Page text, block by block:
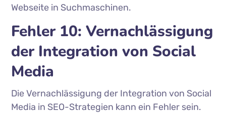
Webseite in Suchmaschinen.
Fehler 10: Vernachlässigung
der Integration von Social
Media
Die Vernachlässigung der Integration von Social
Media in SEO-Strategien kann ein Fehler sein.